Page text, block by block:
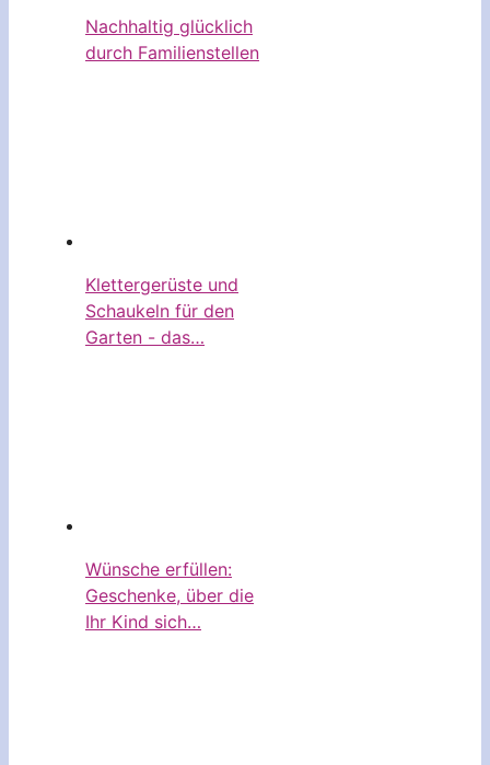
Nachhaltig glücklich
durch Familienstellen
Klettergerüste und
Schaukeln für den
Garten - das…
Wünsche erfüllen:
Geschenke, über die
Ihr Kind sich…